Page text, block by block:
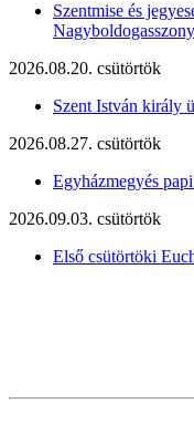
Szentmise és
2026.08.20. csütörtök
Szent István király
2026.08.27. csütörtök
Egyházmegyés
2026.09.03. csütörtök
Első csütörtöki